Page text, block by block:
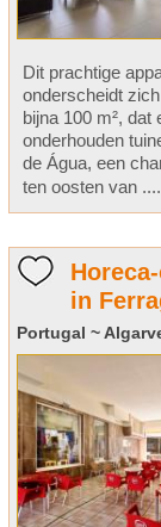
Dit prachtige
onderscheidt
bijna 100 m²,
onderhouden
de Água, een
ten oosten van
in
Portugal ~